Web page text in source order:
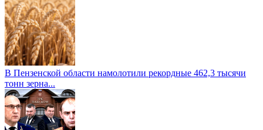
В Пензенской области намолотили рекордные 462,3 тысячи
тонн зерна...